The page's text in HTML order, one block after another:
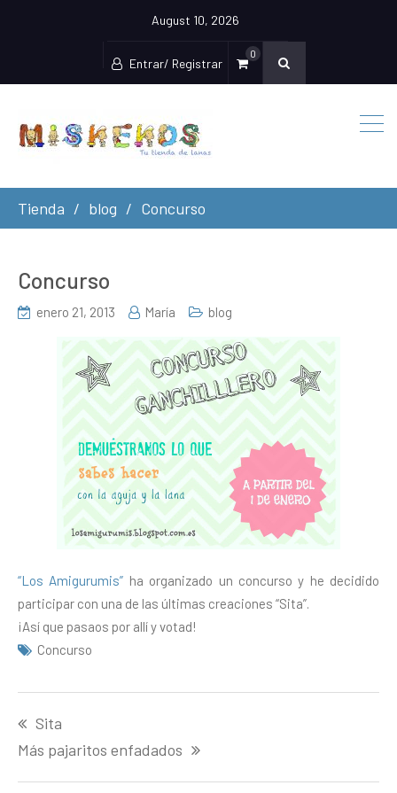
August 10, 2026
Entrar/ Registrar
0
Tienda blog Concurso
Concurso
enero 21, 2013 María blog
“Los Amigurumis” ha organizado un concurso y he decidido
participar con una de las últimas creaciones “Sita”.
¡Así que pasaos por allí y votad!
Concurso
de
entradas
Sita
Más pajaritos enfadados